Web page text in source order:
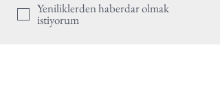
Yeniliklerden haberdar olmak
istiyorum